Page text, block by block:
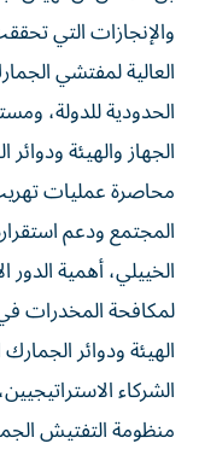
والإنجازات التي
العالية لمفتشي
الحدودية للدولة،
الجهاز والهيئة
محاصرة عمليات
المجتمع ودعم
الخييلي، أهمية
لمكافحة المخدرات
الهيئة ودوائر
الشركاء
منظومة التفتيش